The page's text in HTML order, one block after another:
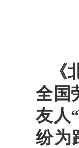
全国
友人
纷为